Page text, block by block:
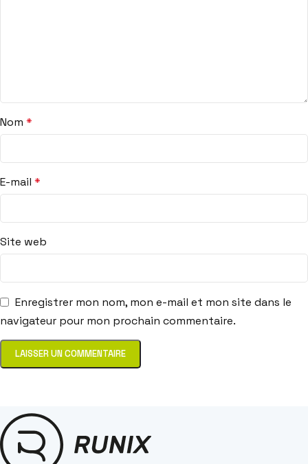
Nom *
E-mail *
Site web
Enregistrer mon nom, mon e-mail et mon site dans le
navigateur pour mon prochain commentaire.